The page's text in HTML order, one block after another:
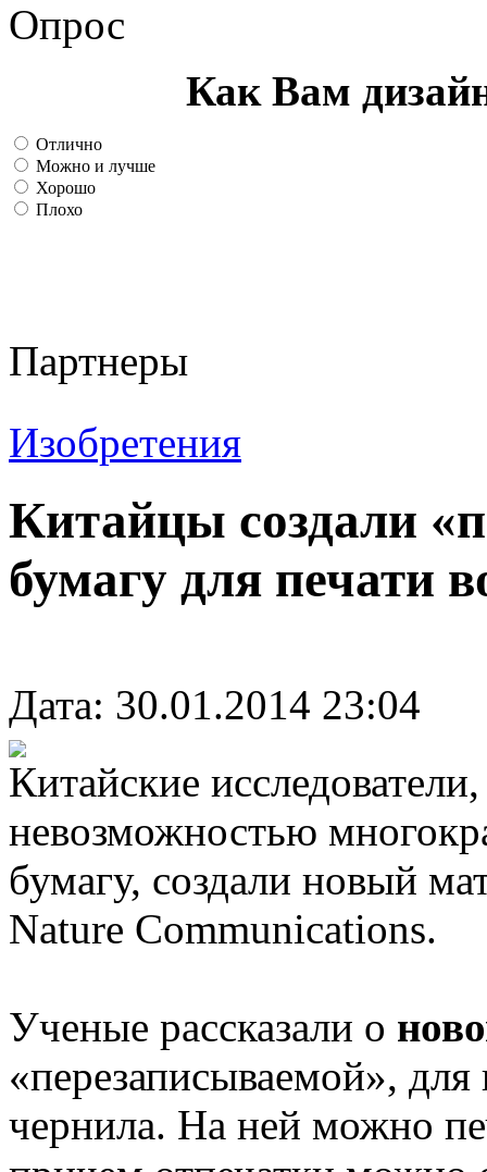
Опрос
Как Вам
Отлично
Можно и лучше
Хорошо
Плохо
Партнеры
Изобретения
Китайцы создали
бумагу для печати
Дата: 30.01.2014 23:04
Китайские
невозможностью
бумагу, создали новый
Nature Communications.
Ученые рассказали о
«перезаписываемой»,
чернила. На ней можно